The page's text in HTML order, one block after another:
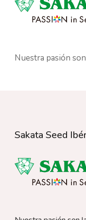
Nuestra pasión
Sakata Seed